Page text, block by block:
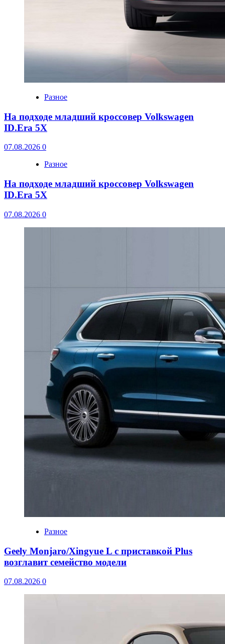
Разное
На подходе младший кроссовер Volkswagen
ID.Era 5X
07.08.2026 0
Разное
На подходе младший кроссовер Volkswagen
ID.Era 5X
07.08.2026 0
Разное
Geely Monjaro/Xingyue L с приставкой Plus
возглавит семейство модели
07.08.2026 0